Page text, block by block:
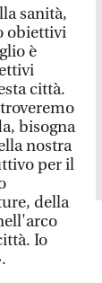
sanità,
obiettivi
è
città.
bisogna
nostra
per il
della
Io